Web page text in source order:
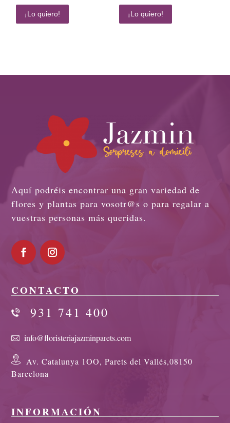
¡Lo quiero! ¡Lo quiero!
Aquí podréis encontrar una gran variedad de
flores y plantas para vosotr@s o para regalar a
vuestras personas más queridas.
CONTACTO
931 741 400
info@floristeriajazminparets.com
Av. Catalunya 1OO, Parets del Vallés,08150
Barcelona
INFORMACIÓN